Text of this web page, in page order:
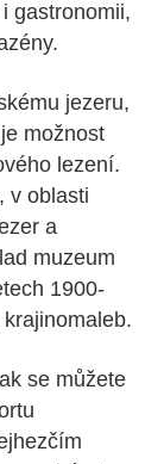
gastronomii,
jezeru,
možnost
lezení.
v oblasti
a
muzeum
1900-
se můžete